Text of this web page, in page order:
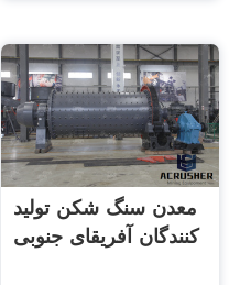
معدن سنگ شکن تولید
کنندگان آفریقای جنوبی